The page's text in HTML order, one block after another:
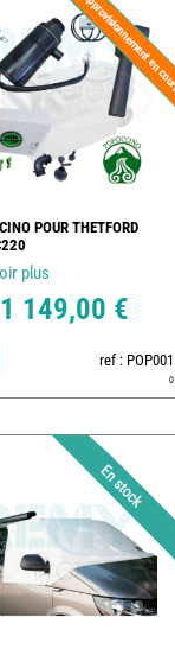
POUR THETFORD
plus
1 149,00 €
ref : POP001
0